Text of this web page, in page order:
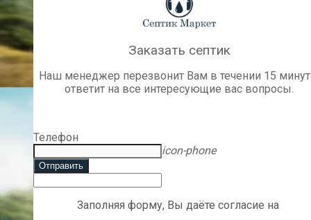
Заказать септик
Наш менеджер перезвонит Вам в течении 15
ответит на все интересующие вас вопросы.
Телефон
icon-phone
Отправить
Заполняя форму, Вы даёте согласие на